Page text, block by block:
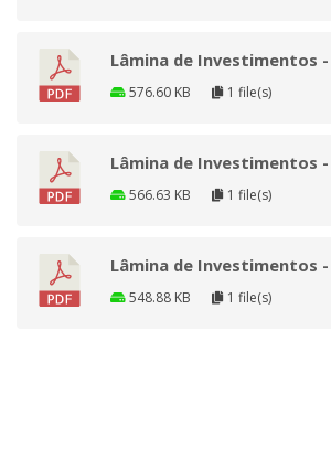
Lâmina de Investimentos -
576.60 KB 1 file(s)
Lâmina de Investimentos -
566.63 KB 1 file(s)
Lâmina de Investimentos -
548.88 KB 1 file(s)